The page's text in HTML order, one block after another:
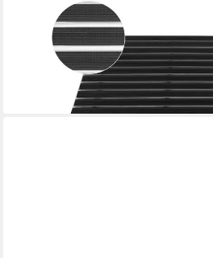
Fußmatte Eingangsmatte DIPLOMAT
Schwarz, rechteckig, Höhe: 75 mm,
Innen- und Außenbereich
lieferbar - in 2-3 Werktagen bei dir